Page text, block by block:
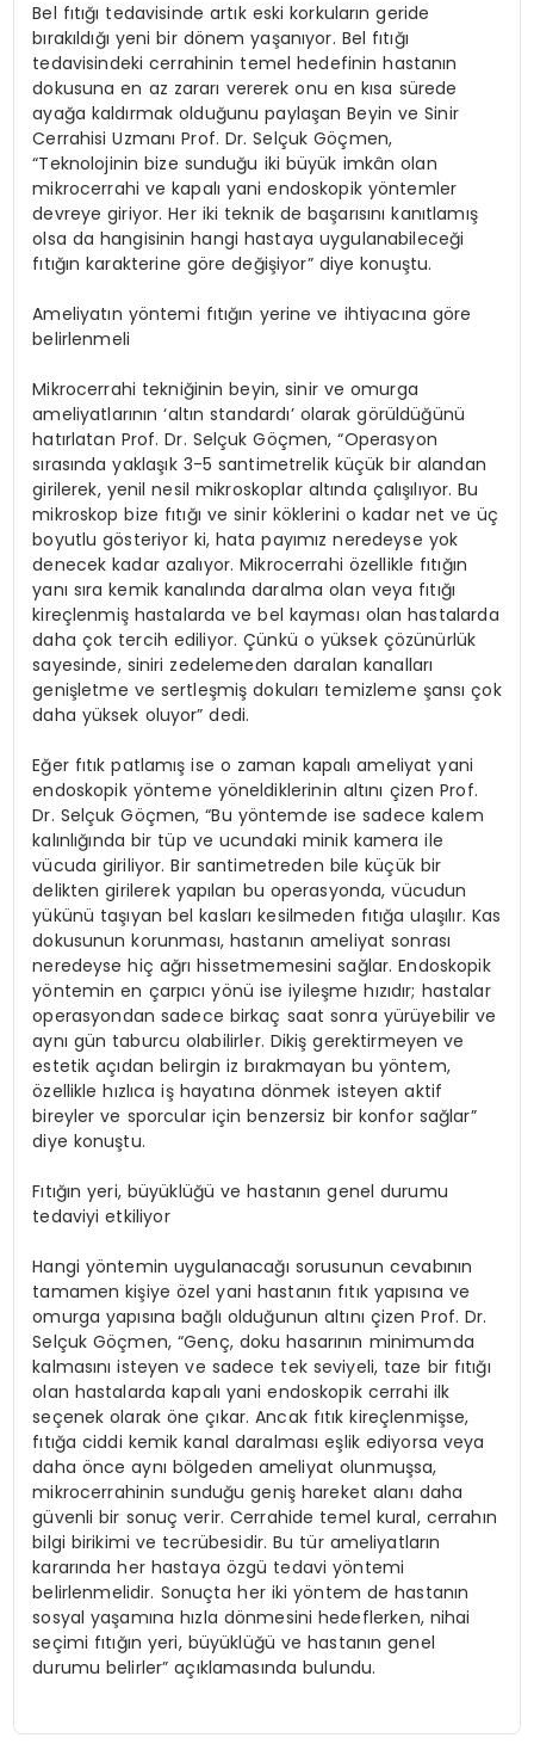
Bel fıtığı tedavisinde artık eski korkuların geride
bırakıldığı yeni bir dönem yaşanıyor. Bel fıtığı
tedavisindeki cerrahinin temel hedefinin hastanın
dokusuna en az zararı vererek onu en kısa sürede
ayağa kaldırmak olduğunu paylaşan Beyin ve Sinir
Cerrahisi Uzmanı Prof. Dr. Selçuk Göçmen,
“Teknolojinin bize sunduğu iki büyük imkân olan
mikrocerrahi ve kapalı yani endoskopik yöntemler
devreye giriyor. Her iki teknik de başarısını kanıtlamış
olsa da hangisinin hangi hastaya uygulanabileceği
fıtığın karakterine göre değişiyor” diye konuştu.
Ameliyatın yöntemi fıtığın yerine ve ihtiyacına göre
belirlenmeli
Mikrocerrahi tekniğinin beyin, sinir ve omurga
ameliyatlarının ‘altın standardı’ olarak görüldüğünü
hatırlatan Prof. Dr. Selçuk Göçmen, “Operasyon
sırasında yaklaşık 3-5 santimetrelik küçük bir alandan
girilerek, yenil nesil mikroskoplar altında çalışılıyor. Bu
mikroskop bize fıtığı ve sinir köklerini o kadar net ve üç
boyutlu gösteriyor ki, hata payımız neredeyse yok
denecek kadar azalıyor. Mikrocerrahi özellikle fıtığın
yanı sıra kemik kanalında daralma olan veya fıtığı
kireçlenmiş hastalarda ve bel kayması olan hastalarda
daha çok tercih ediliyor. Çünkü o yüksek çözünürlük
sayesinde, siniri zedelemeden daralan kanalları
genişletme ve sertleşmiş dokuları temizleme şansı çok
daha yüksek oluyor” dedi.
Eğer fıtık patlamış ise o zaman kapalı ameliyat yani
endoskopik yönteme yöneldiklerinin altını çizen Prof.
Dr. Selçuk Göçmen, “Bu yöntemde ise sadece kalem
kalınlığında bir tüp ve ucundaki minik kamera ile
vücuda giriliyor. Bir santimetreden bile küçük bir
delikten girilerek yapılan bu operasyonda, vücudun
yükünü taşıyan bel kasları kesilmeden fıtığa ulaşılır. Kas
dokusunun korunması, hastanın ameliyat sonrası
neredeyse hiç ağrı hissetmemesini sağlar. Endoskopik
yöntemin en çarpıcı yönü ise iyileşme hızıdır; hastalar
operasyondan sadece birkaç saat sonra yürüyebilir ve
aynı gün taburcu olabilirler. Dikiş gerektirmeyen ve
estetik açıdan belirgin iz bırakmayan bu yöntem,
özellikle hızlıca iş hayatına dönmek isteyen aktif
bireyler ve sporcular için benzersiz bir konfor sağlar”
diye konuştu.
Fıtığın yeri, büyüklüğü ve hastanın genel durumu
tedaviyi etkiliyor
Hangi yöntemin uygulanacağı sorusunun cevabının
tamamen kişiye özel yani hastanın fıtık yapısına ve
omurga yapısına bağlı olduğunun altını çizen Prof. Dr.
Selçuk Göçmen, “Genç, doku hasarının minimumda
kalmasını isteyen ve sadece tek seviyeli, taze bir fıtığı
olan hastalarda kapalı yani endoskopik cerrahi ilk
seçenek olarak öne çıkar. Ancak fıtık kireçlenmişse,
fıtığa ciddi kemik kanal daralması eşlik ediyorsa veya
daha önce aynı bölgeden ameliyat olunmuşsa,
mikrocerrahinin sunduğu geniş hareket alanı daha
güvenli bir sonuç verir. Cerrahide temel kural, cerrahın
bilgi birikimi ve tecrübesidir. Bu tür ameliyatların
kararında her hastaya özgü tedavi yöntemi
belirlenmelidir. Sonuçta her iki yöntem de hastanın
sosyal yaşamına hızla dönmesini hedeflerken, nihai
seçimi fıtığın yeri, büyüklüğü ve hastanın genel
durumu belirler” açıklamasında bulundu.